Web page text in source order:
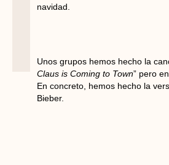
navidad.
Unos grupos hemos hecho la
Claus is Coming to Town” pero
En concreto, hemos hecho la
Bieber.